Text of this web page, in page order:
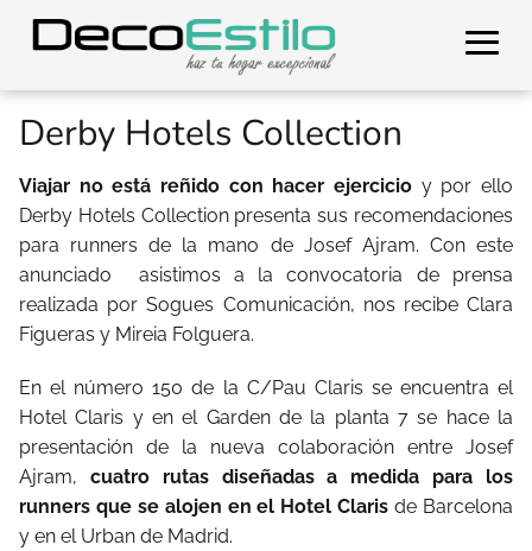
Derby Hotels Collection
Viajar no está reñido con hacer ejercicio y por ello
Derby Hotels Collection presenta sus recomendaciones
para runners de la mano de Josef Ajram. Con este
anunciado
asistimos a la convocatoria de prensa
realizada por Sogues Comunicación, nos recibe Clara
Figueras y Mireia Folguera.
En el número 150 de la C/Pau Claris se encuentra el
Hotel Claris y en el Garden de la planta 7 se hace la
presentación de la nueva colaboración entre Josef
Ajram, cuatro rutas diseñadas a medida para los
runners que se alojen en el Hotel Claris de Barcelona
y en el Urban de Madrid.